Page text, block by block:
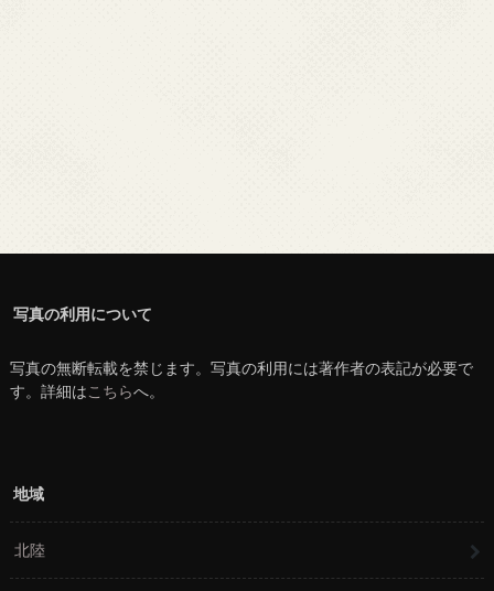
写真の利用について
写真の無断転載を禁じます。写真の利用には著作者の表記が必要で
す。詳細はこちらへ。
地域
北陸